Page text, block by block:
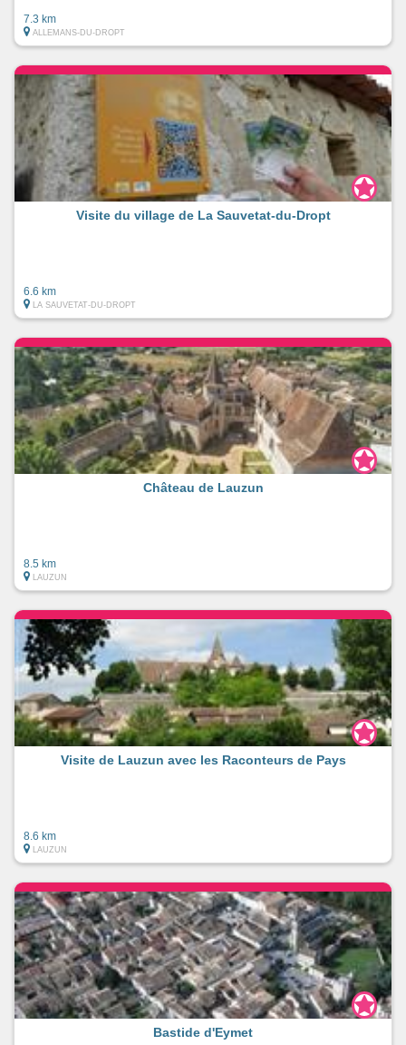
7.3 km
ALLEMANS-DU-DROPT
Visite du village de La Sauvetat-du-Dropt
6.6 km
LA SAUVETAT-DU-DROPT
Château de Lauzun
8.5 km
LAUZUN
Visite de Lauzun avec les Raconteurs de Pays
8.6 km
LAUZUN
Bastide d'Eymet